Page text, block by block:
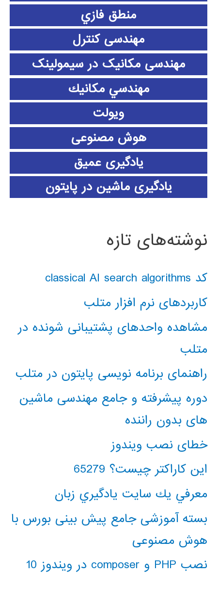
منطق فازي
مهندسی کنترل
مهندسی مکانیک در سیمولینک
مهندسي مكانيك
ویولت
هوش مصنوعی
یادگیری عمیق
یادگیری ماشین در پایتون
نوشته‌های تازه
کد classical AI search algorithms
کاربردهای نرم افزار متلب
مشاهده واحدهای پشتیبانی شونده در
متلب
راهنمای برنامه نویسی پایتون در متلب
دوره پیشرفته و جامع مهندسی ماشین
های بدون راننده
خطای نصب ویندوز
این کاراکتر چیست؟ 65279
معرفي يك سايت يادگيري زبان
بسته آموزشی جامع پیش بینی بورس با
هوش مصنوعی
نصب PHP و composer در ویندوز 10